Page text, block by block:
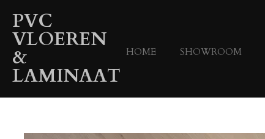
Ga
direct
naar
de
hoofdinhoud
PVC
VLOEREN
&
LAMINAAT
HOME SHOWROOM